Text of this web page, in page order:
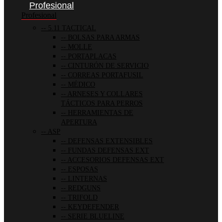
Profesional
Profesional
5.11 TACTICAL
BOLSAS PARA ARMAS
MOLLE
PORTAPLACAS
CINTURÓN DE SERVICIO
CORREAS PORTAFUSIL
MÉDICO
ARNESES Y COLLARES
TÁCTICOS PARA PERROS
HERRAMIENTAS DE
APERTURA
ASP
DEFENSAS EXTENSIBLES
FUNDAS DEFENSAS EXT
ACCESORIOS DEFENSAS EXT
ESPOSAS
LINTERNAS
REDGUNS
TRIFOLD
KEYDEFENDER
SERIE BLUELINE